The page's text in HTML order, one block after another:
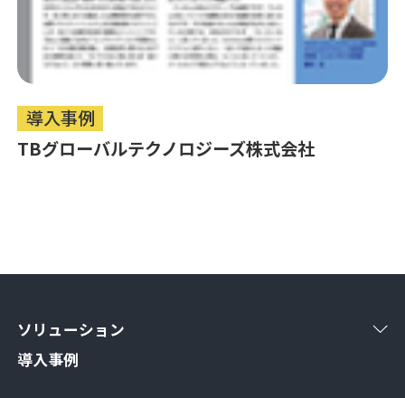
導入事例
TBグローバルテクノロジーズ株式会社
ソリューション
導入事例